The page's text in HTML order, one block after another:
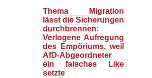
Thema Migration
lässt die Sicherungen
durchbrennen:
Verlogene Aufregung
des Empöriums, weil
AfD-Abgeordneter
ein falsches Like
setzte